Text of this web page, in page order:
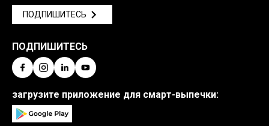
ПОДПИШИТЕСЬ
ПОДПИШИТЕСЬ
загрузите приложение для смарт-выпечки: